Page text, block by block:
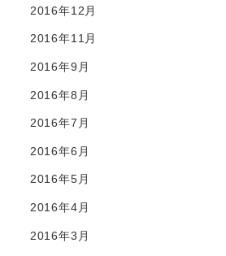
2016年12月
2016年11月
2016年9月
2016年8月
2016年7月
2016年6月
2016年5月
2016年4月
2016年3月